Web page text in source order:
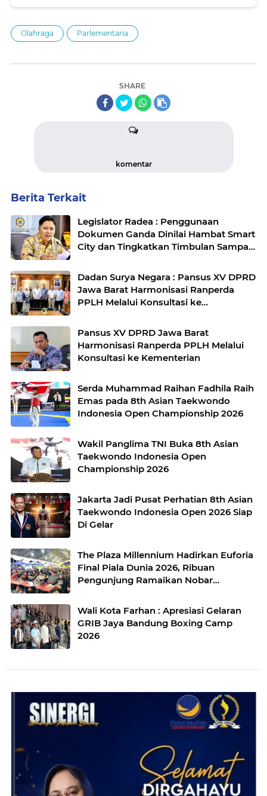
Olahraga Parlementaria
SHARE
komentar
Berita Terkait
Legislator Radea : Penggunaan
Dokumen Ganda Dinilai Hambat Smart
City dan Tingkatkan Timbulan Sampah
Dadan Surya Negara : Pansus XV DPRD
Jawa Barat Harmonisasi Ranperda
PPLH Melalui Konsultasi ke
Pansus XV DPRD Jawa Barat
Harmonisasi Ranperda PPLH Melalui
Konsultasi ke Kementerian
Serda Muhammad Raihan Fadhila Raih
Emas pada 8th Asian Taekwondo
Indonesia Open Championship 2026
Wakil Panglima TNI Buka 8th Asian
Taekwondo Indonesia Open
Championship 2026
Jakarta Jadi Pusat Perhatian 8th Asian
Taekwondo Indonesia Open 2026 Siap
Di Gelar
The Plaza Millennium Hadirkan Euforia
Final Piala Dunia 2026, Ribuan
Pengunjung Ramaikan Nobar
Wali Kota Farhan : Apresiasi Gelaran
GRIB Jaya Bandung Boxing Camp
2026